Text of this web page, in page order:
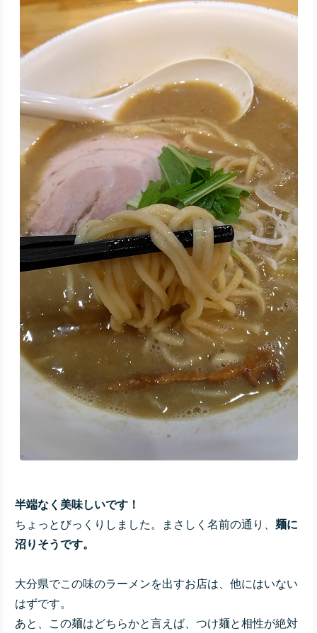
半端なく美味しいです！
ちょっとびっくりしました。まさしく名前の通り、 麺に
沼りそうです。
大分県でこの味のラーメンを出すお店は、他にはいない
はずです。
あと、この麺はどちらかと言えば、つけ麺と相性が絶対